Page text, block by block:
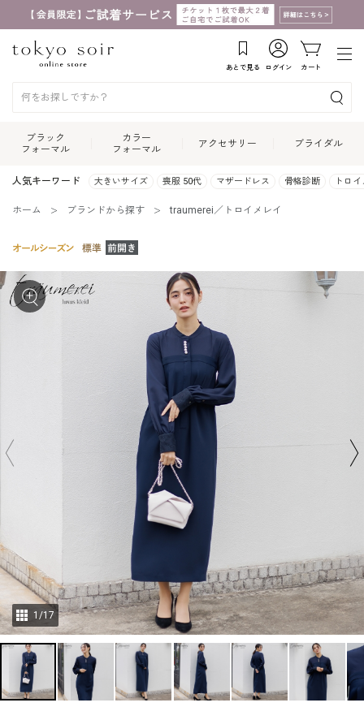
あとで見る ログイン カート
ブラック
フォーマル
カラー
フォーマル
アクセサリー ブライダル
人気キーワード 大きいサイズ 喪服 50代 マザードレス 骨格診断 トロ
ホーム ブランドから探す traumerei／トロイメレイ
1 /17